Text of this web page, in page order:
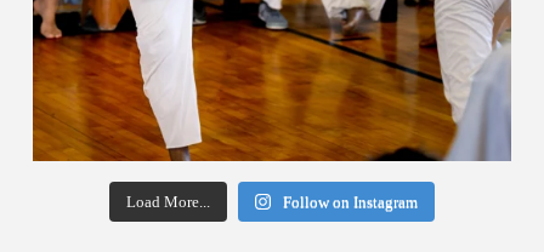
Load More... Follow on Instagram